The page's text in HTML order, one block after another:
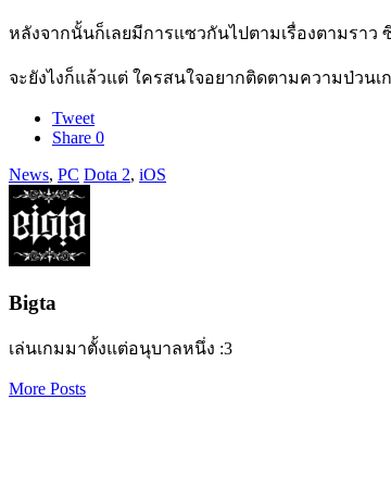
หลังจากนั้นก็เลยมีการแซวกันไปตามเรื่องตามราว
จะยังไงก็แล้วแต่ ใครสนใจอยากติดตามความป่วน
Tweet
Share 0
News, PC Dota 2, iOS
Bigta
เล่นเกมมาตั้งแต่อนุบาลหนึ่ง :3
More Posts